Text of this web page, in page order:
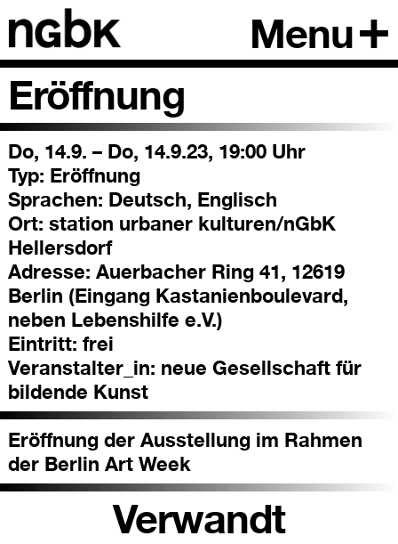
Menu
Eröffnung
Do, 14.9. – Do, 14.9.23, 19:00 Uhr
Typ: Eröffnung
Sprachen: Deutsch, Englisch
Ort: station urbaner kulturen/nGbK
Hellersdorf
Adresse: Auerbacher Ring 41, 12619
Berlin (Eingang Kastanienboulevard,
neben Lebenshilfe e.V.)
Eintritt: frei
Veranstalter_in: neue Gesellschaft für
bildende Kunst
Eröffnung der Ausstellung im Rahmen
der Berlin Art Week
Verwandt